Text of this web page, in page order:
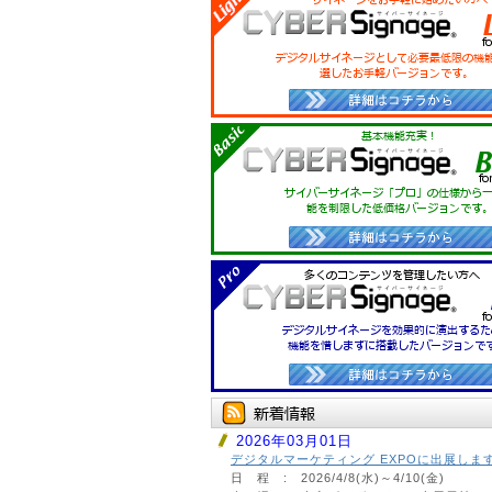
2026年03月01日
デジタルマーケティング EXPOに出展しま
日 程 : 2026/4/8(水)～4/10(金)